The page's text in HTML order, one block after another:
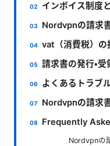
インボイス制度
Nordvpnの請求
vat（消費税）の
請求書の発行・受
よくあるトラブ
Nordvpnの請求
Frequently
Nordvpnの